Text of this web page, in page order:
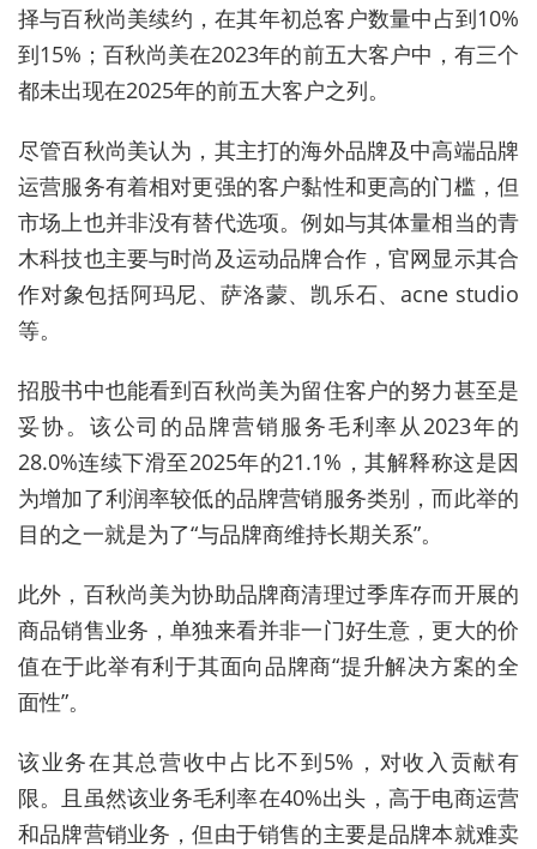
择与百秋尚美续约，在其年初总客户数量中占到10%
到15%；百秋尚美在2023年的前五大客户中，有三个
都未出现在2025年的前五大客户之列。
尽管百秋尚美认为，其主打的海外品牌及中高端品牌
运营服务有着相对更强的客户黏性和更高的门槛，但
市场上也并非没有替代选项。例如与其体量相当的青
木科技也主要与时尚及运动品牌合作，官网显示其合
作对象包括阿玛尼、萨洛蒙、凯乐石、acne studio
等。
招股书中也能看到百秋尚美为留住客户的努力甚至是
妥协。该公司的品牌营销服务毛利率从2023年的
28.0%连续下滑至2025年的21.1%，其解释称这是因
为增加了利润率较低的品牌营销服务类别，而此举的
目的之一就是为了“与品牌商维持长期关系”。
此外，百秋尚美为协助品牌商清理过季库存而开展的
商品销售业务，单独来看并非一门好生意，更大的价
值在于此举有利于其面向品牌商“提升解决方案的全
面性”。
该业务在其总营收中占比不到5%，对收入贡献有
限。且虽然该业务毛利率在40%出头，高于电商运营
和品牌营销业务，但由于销售的主要是品牌本就难卖